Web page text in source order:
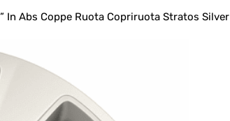
In Abs Coppe Ruota Copriruota Stratos Silver